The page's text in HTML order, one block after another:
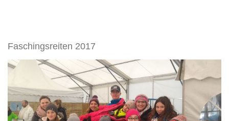
Faschingsreiten 2017